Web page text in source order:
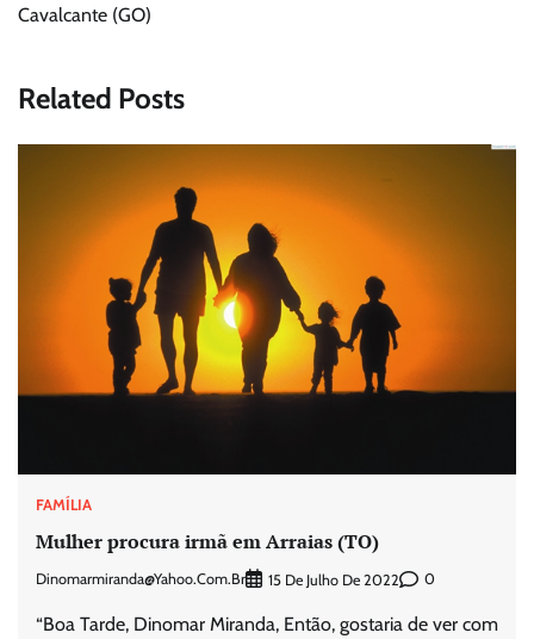
Cavalcante (GO)
Related Posts
FAMÍLIA
Mulher procura irmã em Arraias (TO)
Dinomarmiranda@yahoo.com.br 15 De Julho De 2022 0
“Boa Tarde, Dinomar Miranda, Então, gostaria de ver com